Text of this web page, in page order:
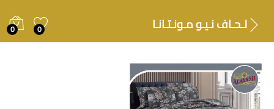
لـحـاف نـيـو مـونـتـانـا 0
0